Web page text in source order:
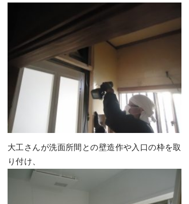
大工さんが洗面所間との壁造作や入口の枠を取
り付け、